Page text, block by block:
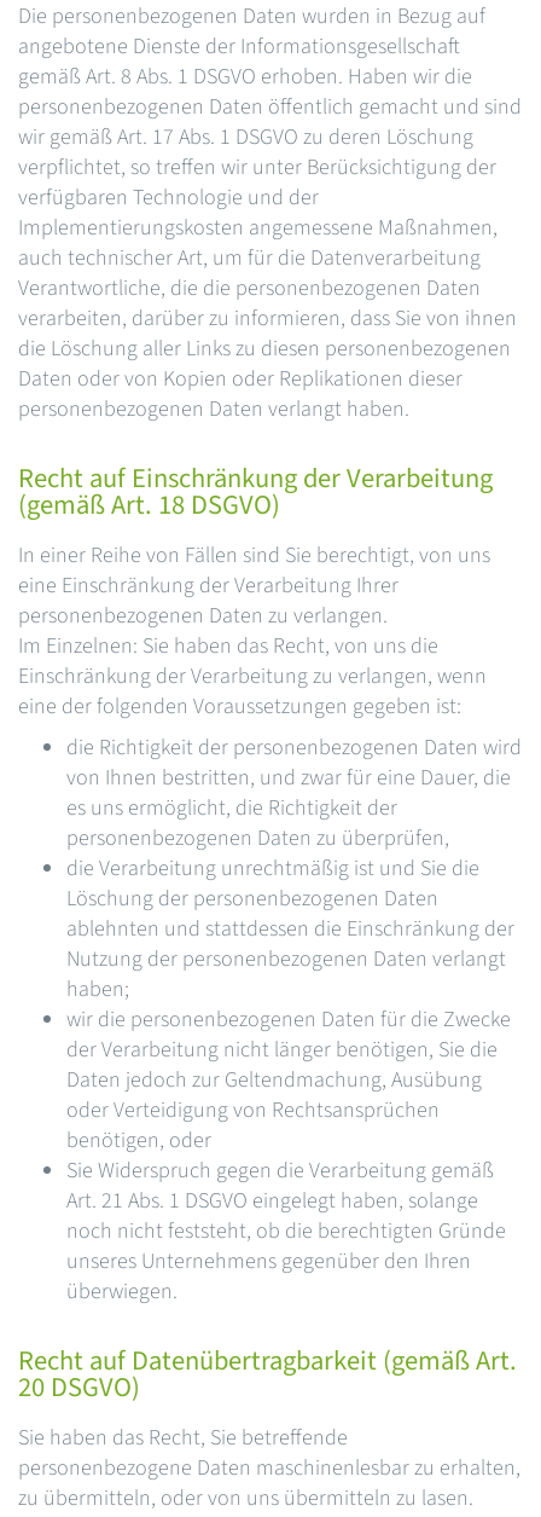
Die personenbezogenen Daten wurden in Bezug auf
angebotene Dienste der Informationsgesellschaft
gemäß Art. 8 Abs. 1 DSGVO erhoben. Haben wir die
personenbezogenen Daten öffentlich gemacht und sind
wir gemäß Art. 17 Abs. 1 DSGVO zu deren Löschung
verpflichtet, so treffen wir unter Berücksichtigung der
verfügbaren Technologie und der
Implementierungskosten angemessene Maßnahmen,
auch technischer Art, um für die Datenverarbeitung
Verantwortliche, die die personenbezogenen Daten
verarbeiten, darüber zu informieren, dass Sie von ihnen
die Löschung aller Links zu diesen personenbezogenen
Daten oder von Kopien oder Replikationen dieser
personenbezogenen Daten verlangt haben.
Recht auf Einschränkung der Verarbeitung
(gemäß Art. 18 DSGVO)
In einer Reihe von Fällen sind Sie berechtigt, von uns
eine Einschränkung der Verarbeitung Ihrer
personenbezogenen Daten zu verlangen.
Im Einzelnen: Sie haben das Recht, von uns die
Einschränkung der Verarbeitung zu verlangen, wenn
eine der folgenden Voraussetzungen gegeben ist:
die Richtigkeit der personenbezogenen Daten wird
von Ihnen bestritten, und zwar für eine Dauer, die
es uns ermöglicht, die Richtigkeit der
personenbezogenen Daten zu überprüfen,
die Verarbeitung unrechtmäßig ist und Sie die
Löschung der personenbezogenen Daten
ablehnten und stattdessen die Einschränkung der
Nutzung der personenbezogenen Daten verlangt
haben;
wir die personenbezogenen Daten für die Zwecke
der Verarbeitung nicht länger benötigen, Sie die
Daten jedoch zur Geltendmachung, Ausübung
oder Verteidigung von Rechtsansprüchen
benötigen, oder
Sie Widerspruch gegen die Verarbeitung gemäß
Art. 21 Abs. 1 DSGVO eingelegt haben, solange
noch nicht feststeht, ob die berechtigten Gründe
unseres Unternehmens gegenüber den Ihren
überwiegen.
Recht auf Datenübertragbarkeit (gemäß Art.
20 DSGVO)
Sie haben das Recht, Sie betreffende
personenbezogene Daten maschinenlesbar zu erhalten,
zu übermitteln, oder von uns übermitteln zu lasen.